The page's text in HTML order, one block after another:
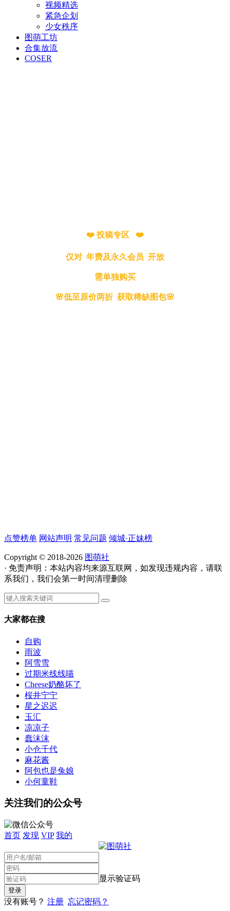
视频精选
紧急企划
少女秩序
图萌工坊
合集放流
COSER
❤️ 投稿专区 ❤️
仅对 年费及永久会员 开放
需单独购买
🌸低至原价两折 获取稀缺图包🌸
点赞榜单 网站声明 常见问题 倾城·正妹榜
Copyright © 2018-2026 图萌社
· 免责声明：本站内容均来源互联网，如发现违规内容，请联
系我们，我们会第一时间清理删除
大家都在搜
自购
雨波
阿雪雪
过期米线线喵
Cheese奶酪坏了
桜井宁宁
星之迟迟
玉汇
凉凉子
蠢沫沫
小仓千代
麻花酱
阿包也是兔娘
小何童鞋
关注我们的公众号
首页 发现 VIP 我的
显示验证码
没有账号？ 注册 忘记密码？